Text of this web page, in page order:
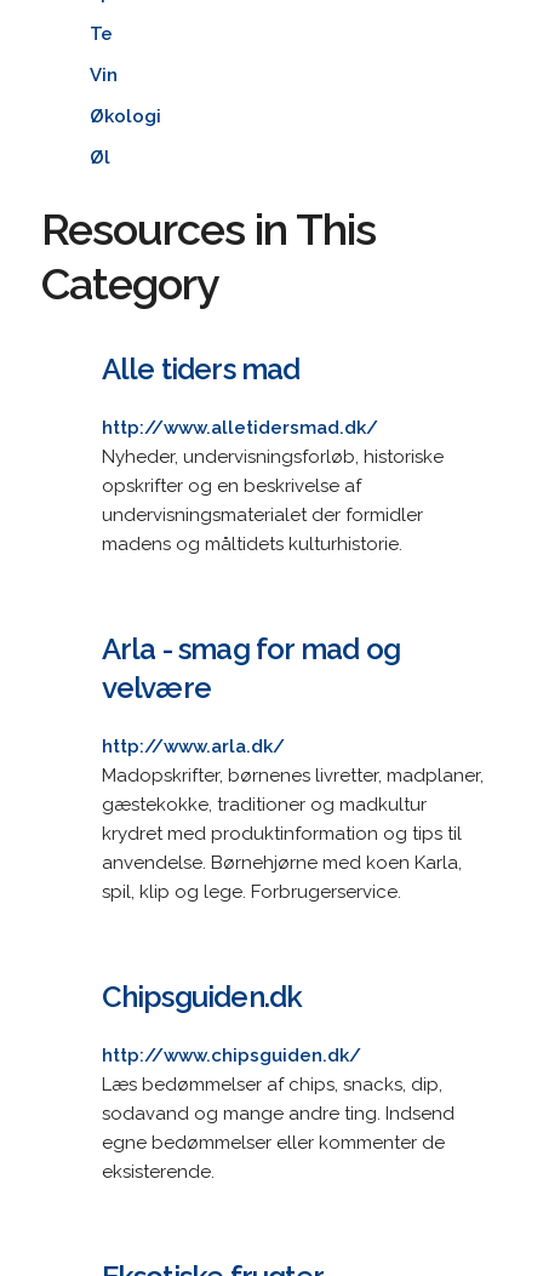
Te
Vin
Økologi
Øl
Resources in This
Category
Alle tiders mad
http://www.alletidersmad.dk/
Nyheder, undervisningsforløb, historiske
opskrifter og en beskrivelse af
undervisningsmaterialet der formidler
madens og måltidets kulturhistorie.
Arla - smag for mad og
velvære
http://www.arla.dk/
Madopskrifter, børnenes livretter, madplaner,
gæstekokke, traditioner og madkultur
krydret med produktinformation og tips til
anvendelse. Børnehjørne med koen Karla,
spil, klip og lege. Forbrugerservice.
Chipsguiden.dk
http://www.chipsguiden.dk/
Læs bedømmelser af chips, snacks, dip,
sodavand og mange andre ting. Indsend
egne bedømmelser eller kommenter de
eksisterende.